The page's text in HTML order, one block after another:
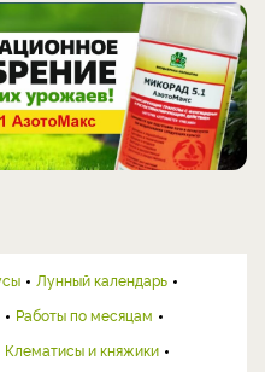
Лунный календарь
Работы по месяцам
Клематисы и княжики